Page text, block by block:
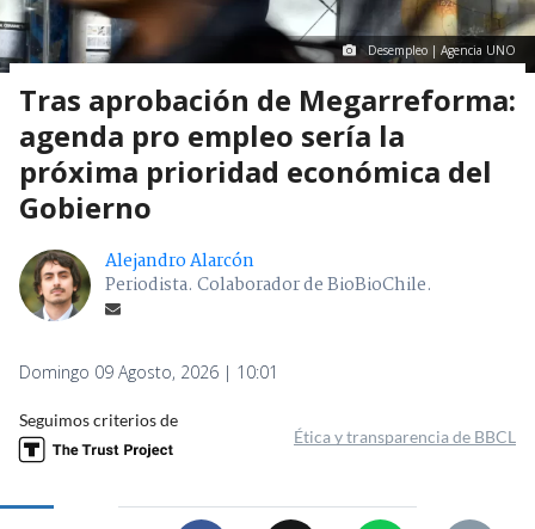
Desempleo | Agencia UNO
Tras aprobación de Megarreforma:
agenda pro empleo sería la
próxima prioridad económica del
Gobierno
Alejandro Alarcón
Periodista. Colaborador de BioBioChile.
Domingo 09 Agosto, 2026 | 10:01
Seguimos criterios de
Ética y transparencia de BBCL